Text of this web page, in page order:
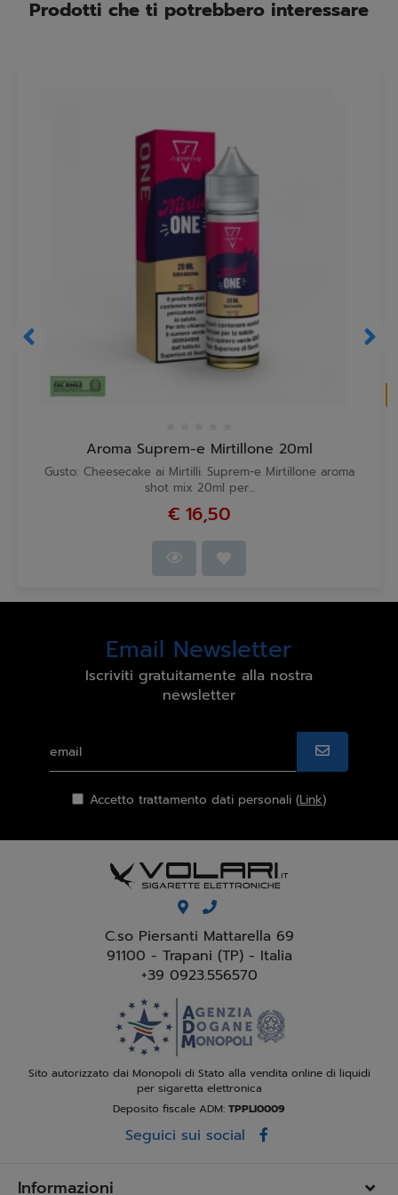
Prodotti che ti potrebbero interessare
Aroma Suprem-e Mirtillone 20ml
Gusto: Cheesecake ai Mirtilli. Suprem-e Mirtillone aroma
shot mix 20ml per...
€ 16,50
Email Newsletter
Iscriviti gratuitamente alla nostra
newsletter
Accetto trattamento dati personali (Link)
C.so Piersanti Mattarella 69
91100 - Trapani (TP) - Italia
+39 0923.556570
Sito autorizzato dai Monopoli di Stato alla vendita online di liquidi
per sigaretta elettronica
Deposito fiscale ADM: TPPLI0009
Seguici sui social
Informazioni